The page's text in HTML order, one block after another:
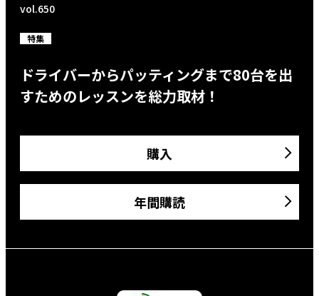
vol.650
特集
ドライバーからパッティングまで80台を出
すためのレッスンを総力取材！
購入
年間購読